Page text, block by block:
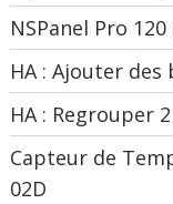
NSPanel Pro 120
HA : Ajouter
HA : Regrouper
Capteur de
02D